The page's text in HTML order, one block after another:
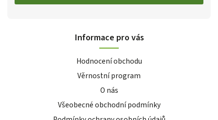
Informace pro vás
Hodnocení obchodu
Věrnostní program
O nás
Všeobecné obchodní podmínky